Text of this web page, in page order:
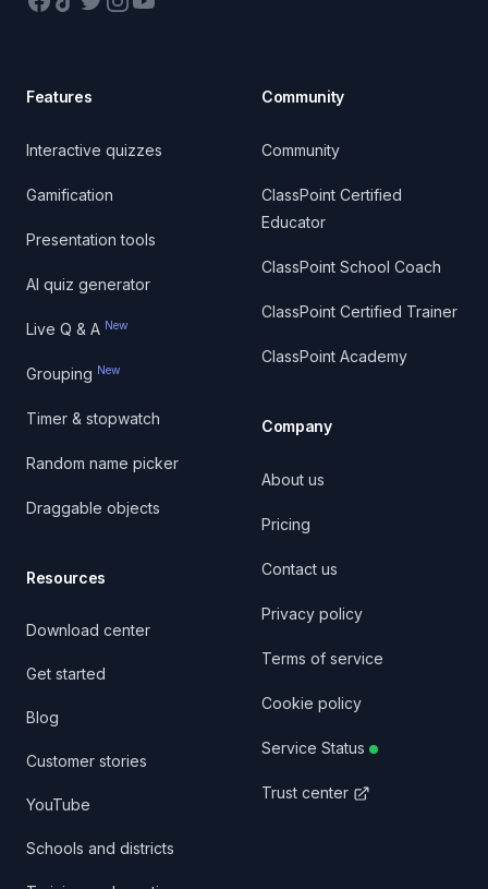
Features
Interactive quizzes
Gamification
Presentation tools
AI quiz generator
Live Q & A New
Grouping New
Timer & stopwatch
Random name picker
Draggable objects
Resources
Download center
Get started
Blog
Customer stories
YouTube
Schools and districts
Community
Community
ClassPoint Certified
Educator
ClassPoint School Coach
ClassPoint Certified Trainer
ClassPoint Academy
Company
About us
Pricing
Contact us
Privacy policy
Terms of service
Cookie policy
Service Status
Trust center